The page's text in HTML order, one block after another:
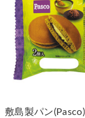
敷島製パン